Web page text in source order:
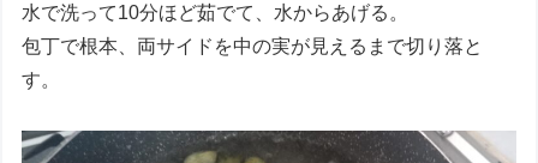
水で洗って10分ほど茹でて、水からあげる。
包丁で根本、両サイドを中の実が見えるまで切り落と
す。